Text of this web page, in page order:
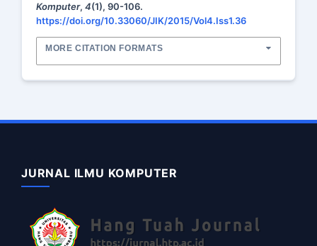
Komputer, 4(1), 90-106.
https://doi.org/10.33060/JIK/2015/Vol4.Iss1.36
MORE CITATION FORMATS
JURNAL ILMU KOMPUTER